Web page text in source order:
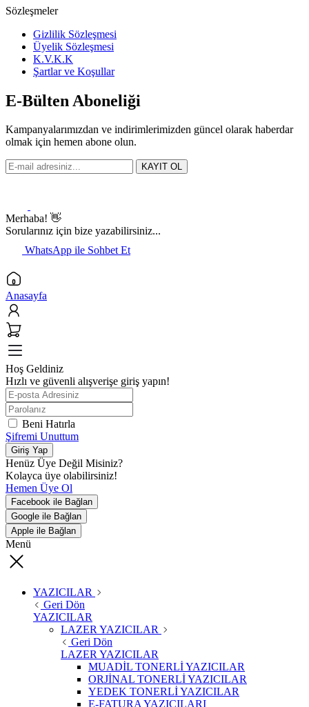
Sözleşmeler
Gizlilik Sözleşmesi
Üyelik Sözleşmesi
K.V.K.K
Şartlar ve Koşullar
E-Bülten Aboneliği
Kampanyalarımızdan ve indirimlerimizden güncel olarak haberdar
olmak için hemen abone olun.
KAYIT OL
Merhaba! 👋
Sorularınız için bize yazabilirsiniz...
WhatsApp ile Sohbet Et
Anasayfa
Hoş Geldiniz
Hızlı ve güvenli alışverişe giriş yapın!
Beni Hatırla
Şifremi Unuttum
Giriş Yap
Henüz Üye Değil Misiniz?
Kolayca üye olabilirsiniz!
Hemen Üye Ol
Facebook ile Bağlan
Google ile Bağlan
Apple ile Bağlan
Menü
YAZICILAR
Geri Dön
YAZICILAR
LAZER YAZICILAR
Geri Dön
LAZER YAZICILAR
MUADİL TONERLİ YAZICILAR
ORJİNAL TONERLİ YAZICILAR
YEDEK TONERLİ YAZICILAR
E-FATURA YAZICILARI